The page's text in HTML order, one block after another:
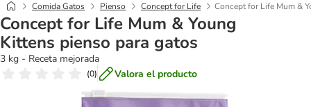
Comida Gatos Pienso Concept for Life Concept for Life Mum &
Concept for Life Mum & Young
Kittens pienso para gatos
3 kg - Receta mejorada
(0) Valora el producto